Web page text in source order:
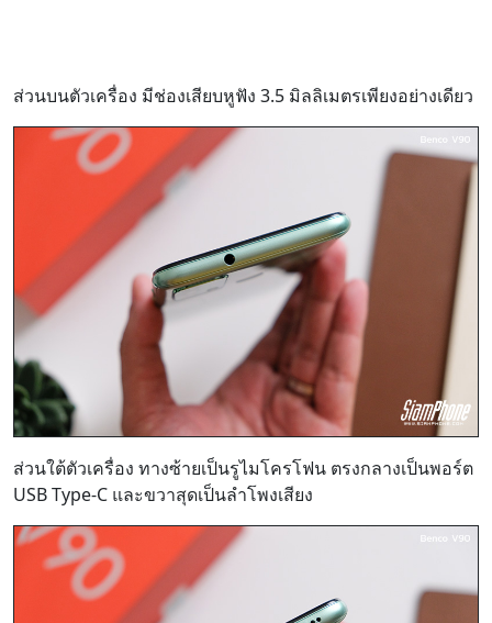
ส่วนบนตัวเครื่อง มีช่องเสียบหูฟัง 3.5 มิลลิเมตรเพียงอย่างเดียว
ส่วนใต้ตัวเครื่อง ทางซ้ายเป็นรูไมโครโฟน ตรงกลางเป็นพอร์ต
USB Type-C และขวาสุดเป็นลำโพงเสียง